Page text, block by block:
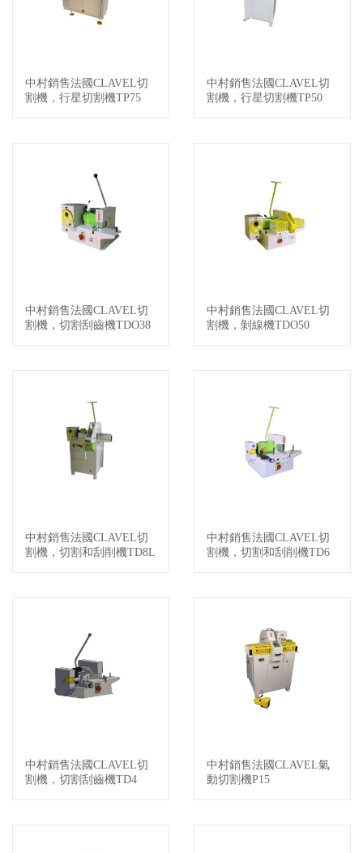
查看詳情
中村銷售法國CLAVEL切
割機，行星切割機TP75
查看詳情
中村銷售法國CLAVEL切
割機，行星切割機TP50
查看詳情
中村銷售法國CLAVEL切
割機，切割刮齒機TDO38
查看詳情
中村銷售法國CLAVEL切
割機，剝線機TDO50
查看詳情
中村銷售法國CLAVEL切
割機，切割和刮削機TD8L
查看詳情
中村銷售法國CLAVEL切
割機，切割和刮削機TD6
查看詳情
中村銷售法國CLAVEL切
割機，切割刮齒機TD4
查看詳情
中村銷售法國CLAVEL氣
動切割機P15